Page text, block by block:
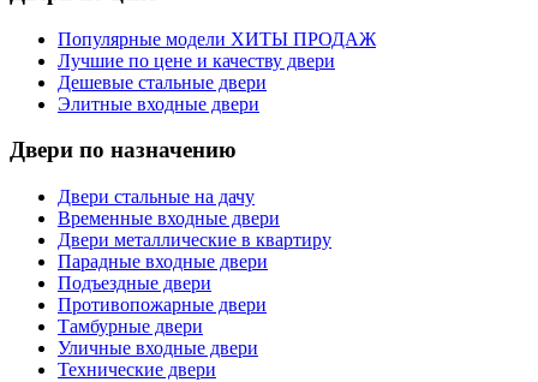
Популярные модели ХИТЫ ПРОДАЖ
Лучшие по цене и качеству двери
Дешевые стальные двери
Элитные входные двери
Двери по назначению
Двери стальные на дачу
Временные входные двери
Двери металлические в квартиру
Парадные входные двери
Подъездные двери
Противопожарные двери
Тамбурные двери
Уличные входные двери
Технические двери